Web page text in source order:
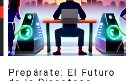
Prepárate: El Futuro